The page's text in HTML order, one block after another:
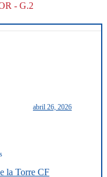
- G.2
abril 26, 2026
la Torre CF